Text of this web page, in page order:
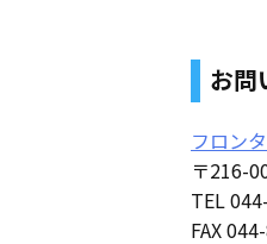
お問
フロン
〒216-
TEL
FAX